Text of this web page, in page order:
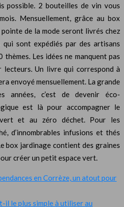
possible. 2 bouteilles de vin vous
Mensuellement, grâce au box
de la mode seront livrés chez
sont expédiés par des artisans
Les idées ne manquent pas
lecteurs. Un livre qui correspond à
envoyé mensuellement. La grande
années, c’est de devenir éco-
est là pour accompagner le
et au zéro déchet. Pour les
d’innombrables infusions et thés
box jardinage contient des graines
créer un petit espace vert.
en Corrèze, un atout pour
il le plus simple à utiliser au